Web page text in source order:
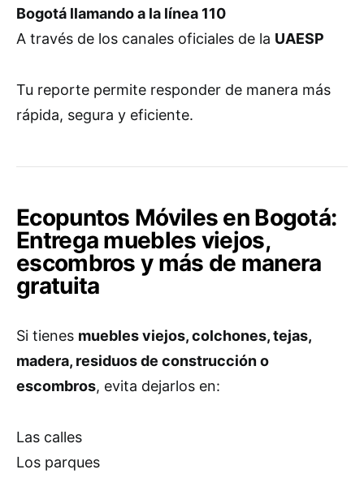
Bogotá llamando a la línea 110
A través de los canales oficiales de la UAESP
Tu reporte permite responder de manera más
rápida, segura y eficiente.
Ecopuntos Móviles en Bogotá:
Entrega muebles viejos,
escombros y más de manera
gratuita
Si tienes muebles viejos, colchones, tejas,
madera, residuos de construcción o
escombros, evita dejarlos en:
Las calles
Los parques